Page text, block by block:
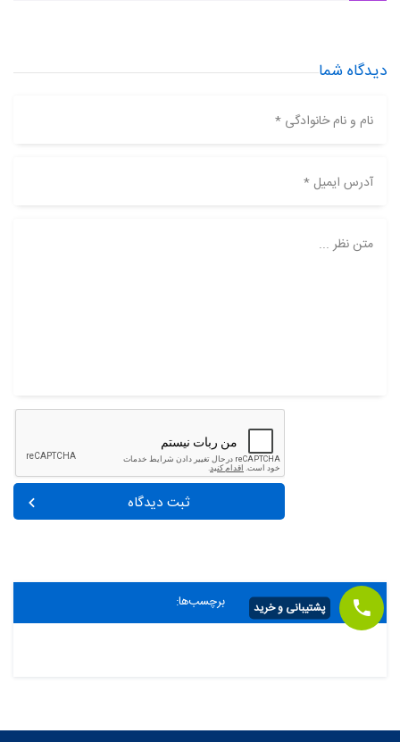
دیدگاه شما
نام و نام خانوادگی *
آدرس ایمیل *
متن نظر ...
ثبت دیدگاه
برچسب‌ها: پشتیبانی و خرید